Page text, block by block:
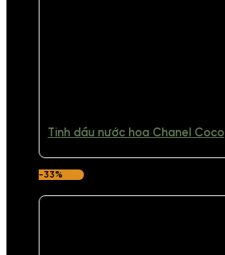
Tinh dầu nước hoa Chanel Coco
-33%